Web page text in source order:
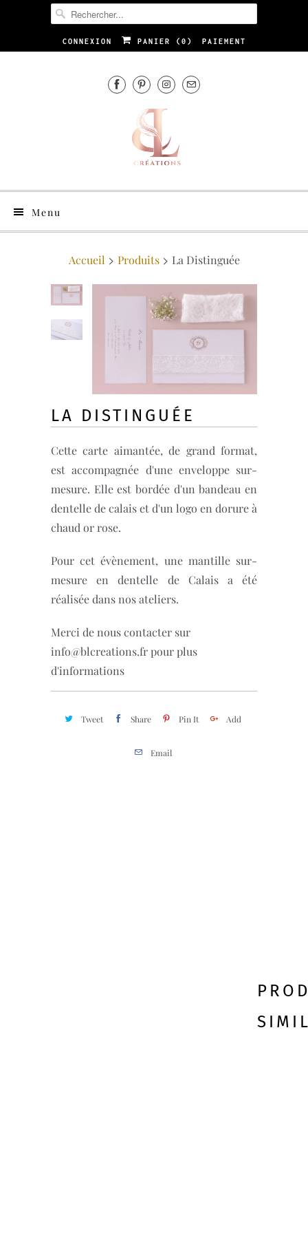
CONNEXION PANIER ( 0 ) PAIEMENT
Menu
Accueil Produits La Distinguée
LA DISTINGUÉE
Cette carte aimantée, de grand format,
est accompagnée d'une enveloppe sur-
mesure. Elle est bordée d'un bandeau en
dentelle de calais et d'un logo en dorure à
chaud or rose.
Pour cet évènement, une mantille sur-
mesure en dentelle de Calais a été
réalisée dans nos ateliers.
Merci de nous contacter sur
info@blcreations.fr pour plus
d'informations
Tweet Share Pin It Add
Email